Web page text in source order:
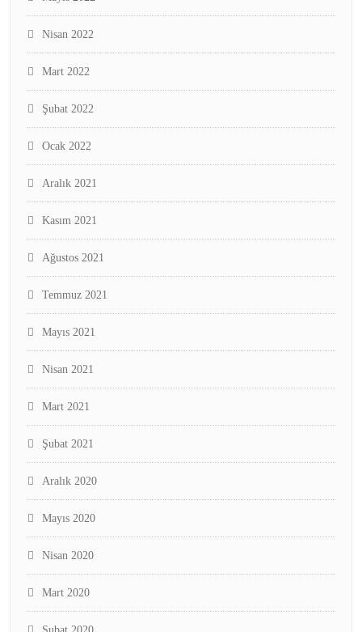
Nisan 2022
Mart 2022
Şubat 2022
Ocak 2022
Aralık 2021
Kasım 2021
Ağustos 2021
Temmuz 2021
Mayıs 2021
Nisan 2021
Mart 2021
Şubat 2021
Aralık 2020
Mayıs 2020
Nisan 2020
Mart 2020